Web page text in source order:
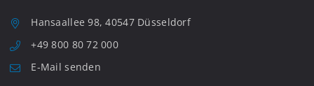
Hansaallee 98, 40547 Düsseldorf
+49 800 80 72 000
E-Mail senden